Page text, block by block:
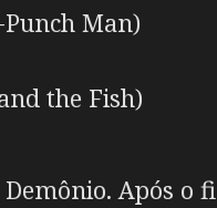
Man)
the Fish)
Após o